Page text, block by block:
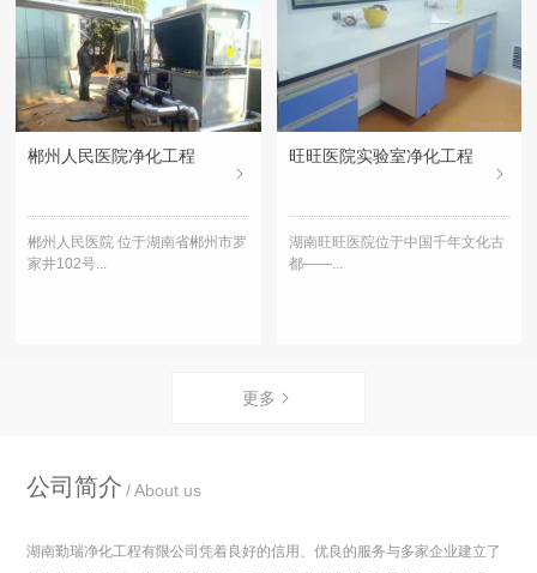
郴州人民医院净化工程
郴州人民医院 位于湖南省郴州市罗
家井102号...
旺旺医院实验室净化工程
湖南旺旺医院位于中国千年文化古
都——...
更多
公司简介 About us
湖南勤瑞净化工程有限公司凭着良好的信用、优良的服务与多家企业建立了